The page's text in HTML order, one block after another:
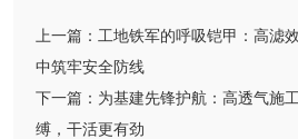
上一篇： 工地铁军的呼吸铠甲：高滤
中筑牢安全防线
下一篇： 为基建先锋护航：高透气施
缚，干活更有劲